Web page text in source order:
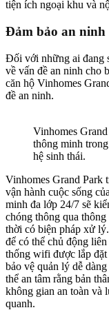
tiện ích ngoại khu và
Đảm bảo an ninh
Đối với những ai đang
về vấn đề an ninh cho
căn hộ Vinhomes
đề an ninh.
Vinhomes
thông minh
hệ sinh thái.
Vinhomes Grand Park
vận hành cuộc sống
minh đa lớp 24/7 sẽ
chóng thông qua
thời có biện pháp xử
để có thể chủ động
thống wifi được lắp
bảo vệ quản lý dễ
thể an tâm rằng bản
không gian an toàn và
quanh.